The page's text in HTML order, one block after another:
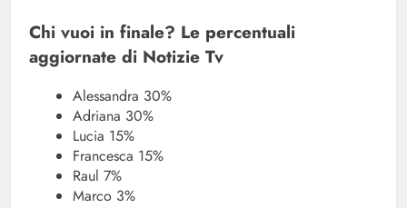
Chi vuoi in finale? Le percentuali
aggiornate di Notizie Tv
Alessandra 30%
Adriana 30%
Lucia 15%
Francesca 15%
Raul 7%
Marco 3%